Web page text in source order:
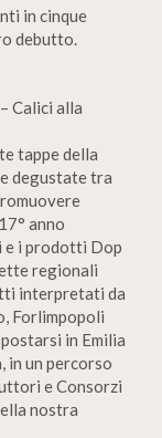
in cinque
debutto.
Calici alla
tappe della
degustate tra
anno
e i prodotti Dop
regionali
interpretati da
Forlimpopoli
in Emilia
in un percorso
e Consorzi
nostra